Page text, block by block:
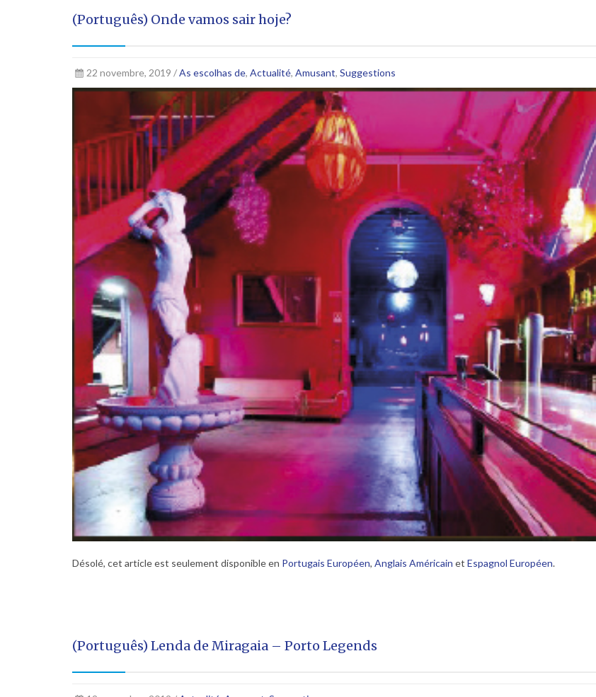
(Português) Onde vamos sair hoje?
22 novembre, 2019 /As escolhas de, Actualité, Amusant, Suggestions
Désolé, cet article est seulement disponible en Portugais Européen, Anglais Américain et Espagnol Européen.
(Português) Lenda de Miragaia – Porto Legends